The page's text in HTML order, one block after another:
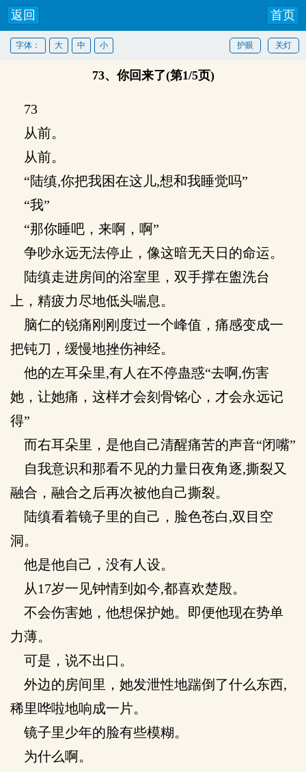
返回 首页
关灯
护眼
字体： 大 中 小
73、你回来了(第1/5页)
73
从前。
从前。
“陆缜,你把我困在这儿,想和我睡觉吗”
“我”
“那你睡吧，来啊，啊”
争吵永远无法停止，像这暗无天日的命运。
陆缜走进房间的浴室里，双手撑在盥洗台
上，精疲力尽地低头喘息。
脑仁的锐痛刚刚度过一个峰值，痛感变成一
把钝刀，缓慢地挫伤神经。
他的左耳朵里,有人在不停蛊惑“去啊,伤害
她，让她痛，这样才会刻骨铭心，才会永远记
得”
而右耳朵里，是他自己清醒痛苦的声音“闭嘴”
自我意识和那看不见的力量日夜角逐,撕裂又
融合，融合之后再次被他自己撕裂。
陆缜看着镜子里的自己，脸色苍白,双目空
洞。
他是他自己，没有人设。
从17岁一见钟情到如今,都喜欢楚殷。
不会伤害她，他想保护她。即便他现在势单
力薄。
可是，说不出口。
外边的房间里，她发泄性地踹倒了什么东西,
稀里哗啦地响成一片。
镜子里少年的脸有些模糊。
为什么啊。